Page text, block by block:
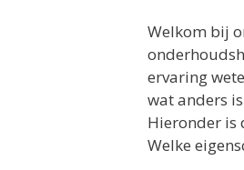
Welkom bij
ervaring
wat anders
Hieronder is
Welke